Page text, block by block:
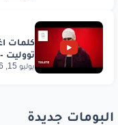
يوليو 15, 2026
البومات جديدة